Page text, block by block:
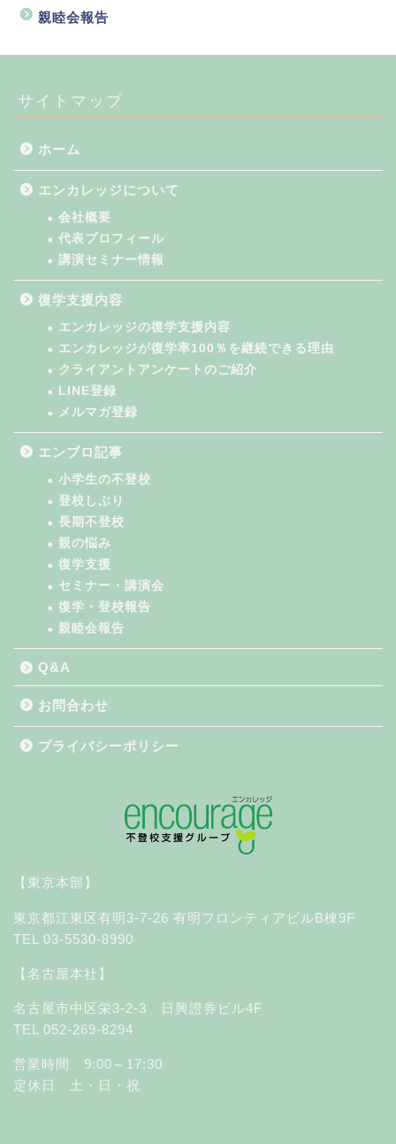
親睦会報告
サイトマップ
ホーム
エンカレッジについて
会社概要
代表プロフィール
講演セミナー情報
復学支援内容
エンカレッジの復学支援内容
エンカレッジが復学率100％を継続できる理由
クライアントアンケートのご紹介
LINE登録
メルマガ登録
エンブロ記事
小学生の不登校
登校しぶり
長期不登校
親の悩み
復学支援
セミナー・講演会
復学・登校報告
親睦会報告
Q&A
お問合わせ
プライバシーポリシー
【東京本部】
東京都江東区有明3-7-26 有明フロンティアビルB棟9F
TEL 03-5530-8990
【名古屋本社】
名古屋市中区栄3-2-3 日興證券ビル4F
TEL 052-269-8294
営業時間 9:00～17:30
定休日 土・日・祝